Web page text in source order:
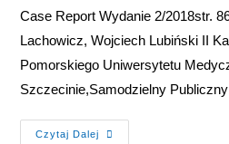
Case Report Wydanie 2/2018str.
Lachowicz, Wojciech Lubiński II
Pomorskiego Uniwersytetu
Szczecinie,Samodzielny
Czytaj Dalej